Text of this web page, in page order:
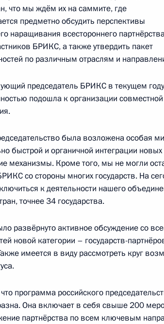
власти Москвы, Санкт-
наделены полномочиями по
правонарушениях в части
к установке и эксплуатации рекламных
года, 15:30
Свято-Троицкой Александро-Невской
памятника адмиралу Фёдору Ушакову
года, 12:40
морской парад
года, 12:00
Главного военно-морского
года, 16:40
что мы ждём их на саммите, где
предметно обсудить перспективы
наращивания всестороннего
БРИКС, а также утвердить пакет
по различным отраслям и
председатель БРИКС в текущем
подошла к организации
была возложена особая
быстрой и органичной интеграции новых
механизмы. Кроме того, мы не могли
со стороны многих государств. На
к деятельности нашего
точнее 34 государства.
развёрнуто активное обсуждение со
новой категории – государств-
имеется в виду рассмотреть круг
программа российского
Она включает в себя свыше 200
партнёрства по всем ключевым